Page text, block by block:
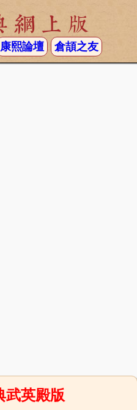
網上版
康熙論壇 倉頡之友
武英殿版